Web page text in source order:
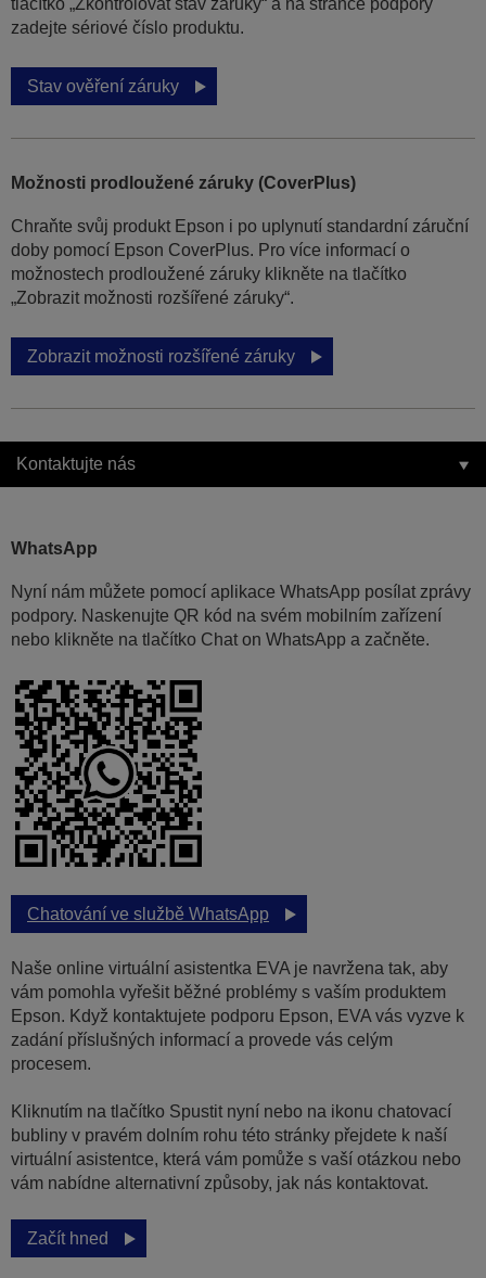
tlačítko „Zkontrolovat stav záruky“ a na stránce podpory
zadejte sériové číslo produktu.
Stav ověření záruky
Možnosti prodloužené záruky (CoverPlus)
Chraňte svůj produkt Epson i po uplynutí standardní záruční
doby pomocí Epson CoverPlus. Pro více informací o
možnostech prodloužené záruky klikněte na tlačítko
„Zobrazit možnosti rozšířené záruky“.
Zobrazit možnosti rozšířené záruky
Kontaktujte nás
WhatsApp
Nyní nám můžete pomocí aplikace WhatsApp posílat zprávy
podpory. Naskenujte QR kód na svém mobilním zařízení
nebo klikněte na tlačítko Chat on WhatsApp a začněte.
Chatování ve službě WhatsApp
Naše online virtuální asistentka EVA je navržena tak, aby
vám pomohla vyřešit běžné problémy s vaším produktem
Epson. Když kontaktujete podporu Epson, EVA vás vyzve k
zadání příslušných informací a provede vás celým
procesem.
Kliknutím na tlačítko Spustit nyní nebo na ikonu chatovací
bubliny v pravém dolním rohu této stránky přejdete k naší
virtuální asistentce, která vám pomůže s vaší otázkou nebo
vám nabídne alternativní způsoby, jak nás kontaktovat.
Začít hned